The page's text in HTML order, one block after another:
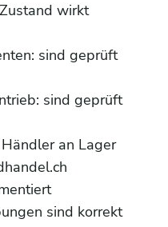
wirkt
sind geprüft
sind geprüft
an Lager
sind korrekt